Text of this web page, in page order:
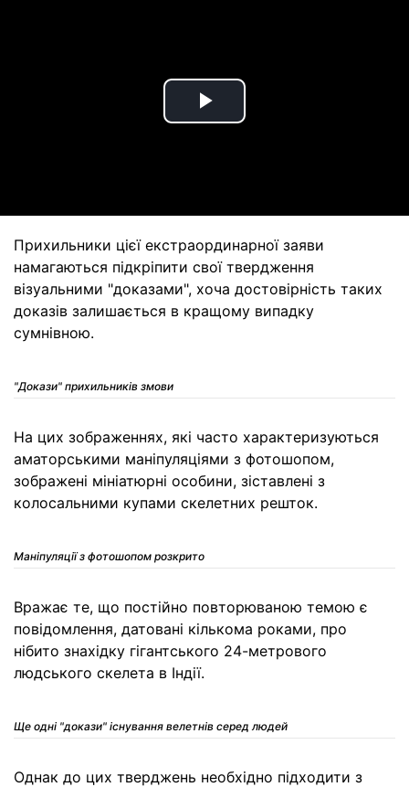
Play
Прихильники цієї екстраординарної заяви
намагаються підкріпити свої твердження
візуальними "доказами", хоча достовірність таких
доказів залишається в кращому випадку
сумнівною.
"Докази" прихильників змови
На цих зображеннях, які часто характеризуються
аматорськими маніпуляціями з фотошопом,
зображені мініатюрні особини, зіставлені з
колосальними купами скелетних решток.
Маніпуляції з фотошопом розкрито
Вражає те, що постійно повторюваною темою є
повідомлення, датовані кількома роками, про
нібито знахідку гігантського 24-метрового
людського скелета в Індії.
Ще одні "докази" існування велетнів серед людей
Однак до цих тверджень необхідно підходити з